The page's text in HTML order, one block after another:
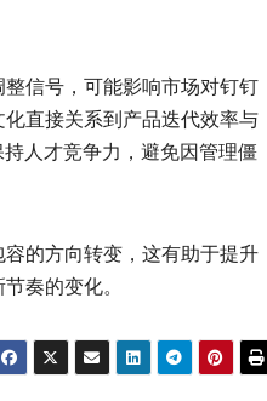
信号，可能影响市场对钉钉
直接关系到产品迭代效率与
人才竞争力，避免因管理僵
的方向转变，这有助于提升
奏的变化。